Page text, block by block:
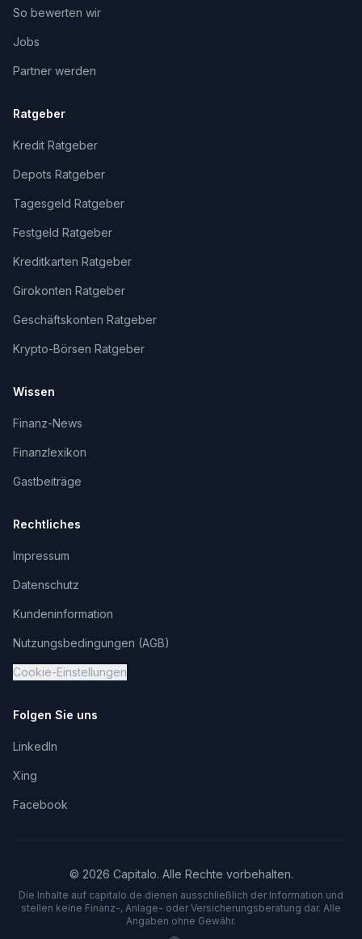
So bewerten wir
Jobs
Partner werden
Ratgeber
Kredit Ratgeber
Depots Ratgeber
Tagesgeld Ratgeber
Festgeld Ratgeber
Kreditkarten Ratgeber
Girokonten Ratgeber
Geschäftskonten Ratgeber
Krypto-Börsen Ratgeber
Wissen
Finanz-News
Finanzlexikon
Gastbeiträge
Rechtliches
Impressum
Datenschutz
Kundeninformation
Nutzungsbedingungen (AGB)
Cookie-Einstellungen
Folgen Sie uns
LinkedIn
Xing
Facebook
© 2026 Capitalo. Alle Rechte vorbehalten.
Die Inhalte auf capitalo.de dienen ausschließlich der Information und
stellen keine Finanz-, Anlage- oder Versicherungsberatung dar. Alle
Angaben ohne Gewähr.